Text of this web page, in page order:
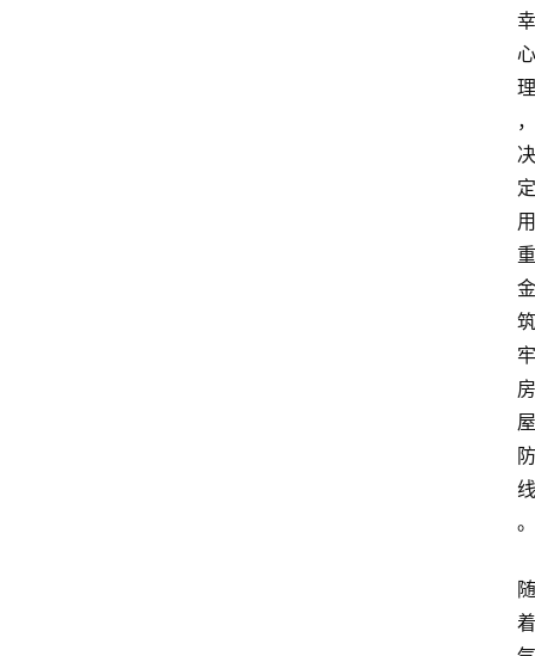
幸
心
理
，
决
定
用
重
金
筑
牢
房
屋
防
线
。
随
着